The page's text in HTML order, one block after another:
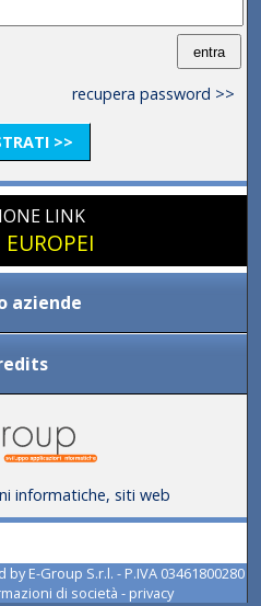
recupera password >>
>>
LINK
aziende
informatiche, siti web
byE-Group S.r.l. - P.IVA 03461800280
di società - privacy